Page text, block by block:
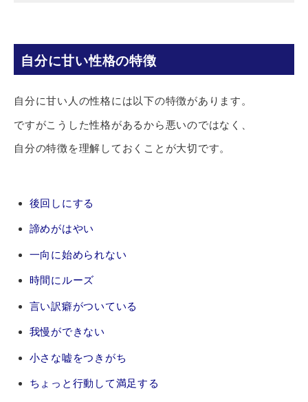
自分に甘い性格の特徴
自分に甘い人の性格には以下の特徴があります。
ですがこうした性格があるから悪いのではなく、
自分の特徴を理解しておくことが大切です。
後回しにする
諦めがはやい
一向に始められない
時間にルーズ
言い訳癖がついている
我慢ができない
小さな嘘をつきがち
ちょっと行動して満足する